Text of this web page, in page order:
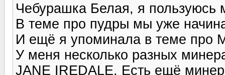
Чебурашка Белая, я пользуюсь
В теме про пудры мы уже
И ещё я упоминала в теме про
У меня несколько разных
JANE IREDALE. Есть ещё